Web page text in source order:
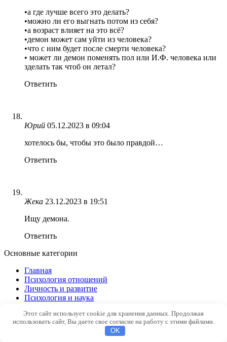
•а где лучше всего это делать?
•можно ли его выгнать потом из себя?
•а возраст влияет на это всё?
•демон может сам уйти из человека?
•что с ним будет после смерти человека?
• может ли демон поменять пол или И.Ф. человека или
зделать так чтоб он летал?
Ответить
Юрий 05.12.2023 в 09:04
хотелось бы, чтобы это было правдой…
Ответить
Жека 23.12.2023 в 19:51
Ищу демона.
Ответить
Основные категории
Главная
Психология отношений
Личность и развитие
Психология и наука
Непознанное
Вам также может понравиться
Этот сайт использует cookie для хранения данных. Продолжая
использовать сайт, Вы даете свое согласие на работу с этими файлами.
OK